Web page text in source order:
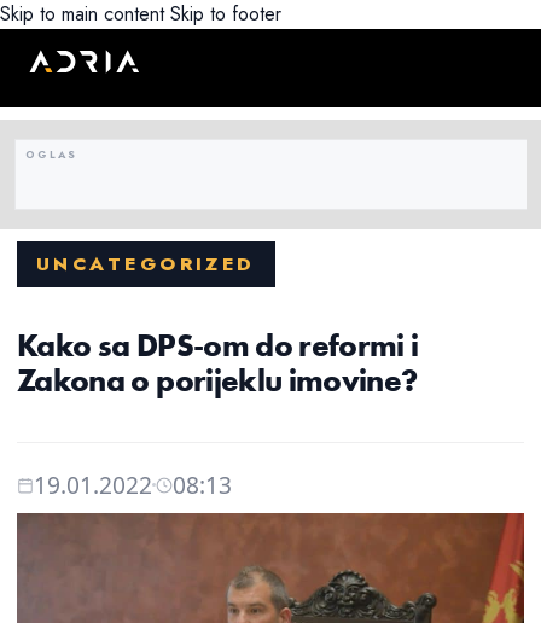
Skip to main content Skip to footer
UNCATEGORIZED
Kako sa DPS-om do reformi i
Zakona o porijeklu imovine?
19.01.2022 08:13